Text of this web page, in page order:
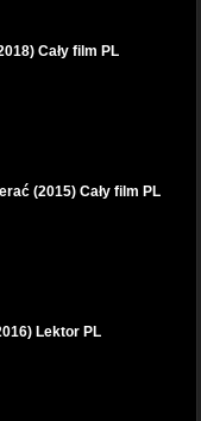
Cały film PL
(2015) Cały film PL
Lektor PL